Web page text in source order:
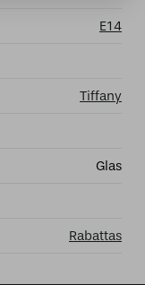
E14
Tiffany
Glas
Rabattas